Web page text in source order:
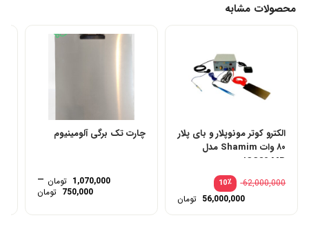
محصولات مشابه
الکترو کوتر مونوپلار و بای پلار
۸۰ وات Shamim مدل
ICC80 MB
٪10 62,000,000
اصلی:
62,000,000 تومان
56,000,000 تومان
قیمت
فعلی:
چارت تک برگی آلومینیوم
1,070,000 تومان –
750,000 تومان